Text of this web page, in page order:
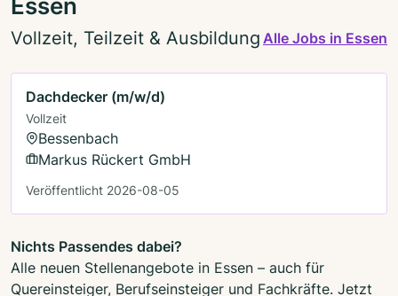
Vollzeit, Teilzeit & Ausbildung Alle Jobs in Essen
Dachdecker (m/w/d)
Vollzeit
Bessenbach
Markus Rückert GmbH
Veröffentlicht 2026-08-05
Nichts Passendes dabei?
Alle neuen Stellenangebote in Essen – auch für
Quereinsteiger, Berufseinsteiger und Fachkräfte. Jetzt